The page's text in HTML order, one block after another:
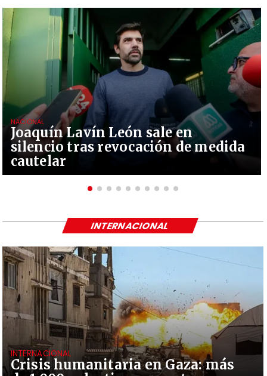
Joaquín Lavín León sale en
silencio tras revocación de medida
cautelar
NACIONAL
Crisis humanitaria en Gaza: más
INTERNACIONAL
INTERNACIONAL